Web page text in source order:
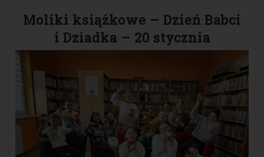
Moliki książkowe – Dzień Babci
i Dziadka – 20 stycznia